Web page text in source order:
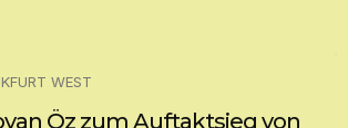
WEST
Öz zum Auftaktsieg von